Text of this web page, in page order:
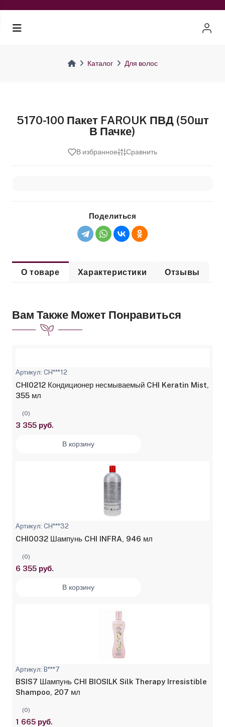
Каталог Для волос
5170-100 Пакет FAROUK ПВД (50шт
В Пачке)
В избранное Сравнить
Поделиться
О товаре Характеристики Отзывы
Вам Также Может Понравиться
Артикул: CH***12
CHI0212 Кондиционер несмываемый CHI Keratin Mist,
355 мл
(0)
3 355 руб.
В корзину
Артикул: CH***32
CHI0032 Шампунь CHI INFRA, 946 мл
(0)
6 355 руб.
В корзину
Артикул: B***7
BSIS7 Шампунь CHI BIOSILK Silk Therapy Irresistible
Shampoo, 207 мл
(0)
1 665 руб.